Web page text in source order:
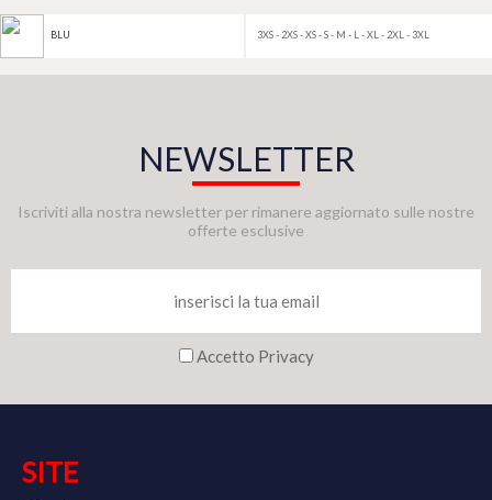
BLU 3XS - 2XS - XS - S - M - L - XL - 2XL - 3XL
NEWSLETTER
Iscriviti alla nostra newsletter per rimanere aggiornato sulle nostre
offerte esclusive
Accetto Privacy
SITE